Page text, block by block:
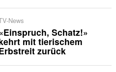
News
Schatz!»
mit tierischem
zurück